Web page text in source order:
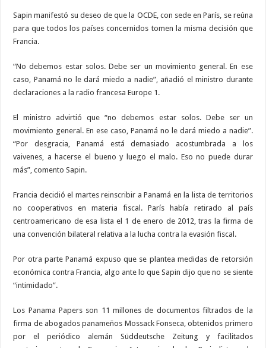
Sapin manifestó su deseo de que la OCDE, con sede en París, se reúna
para que todos los países concernidos tomen la misma decisión que
Francia.
“No debemos estar solos. Debe ser un movimiento general. En ese
caso, Panamá no le dará miedo a nadie”, añadió el ministro durante
declaraciones a la radio francesa Europe 1.
El ministro advirtió que “no debemos estar solos. Debe ser un
movimiento general. En ese caso, Panamá no le dará miedo a nadie”.
“Por desgracia, Panamá está demasiado acostumbrada a los
vaivenes, a hacerse el bueno y luego el malo. Eso no puede durar
más”, comento Sapin.
Francia decidió el martes reinscribir a Panamá en la lista de territorios
no cooperativos en materia fiscal. París había retirado al país
centroamericano de esa lista el 1 de enero de 2012, tras la firma de
una convención bilateral relativa a la lucha contra la evasión fiscal.
Por otra parte Panamá expuso que se plantea medidas de retorsión
económica contra Francia, algo ante lo que Sapin dijo que no se siente
“intimidado”.
Los Panama Papers son 11 millones de documentos filtrados de la
firma de abogados panameños Mossack Fonseca, obtenidos primero
por el periódico alemán Süddeutsche Zeitung y facilitados